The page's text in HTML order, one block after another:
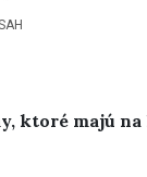
ktoré majú